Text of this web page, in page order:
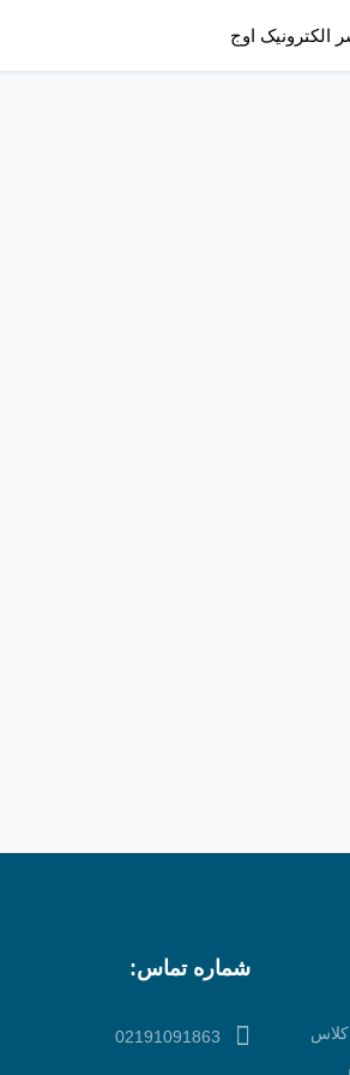
الکترونیک اوج
کلاس
شماره تماس:
02191091863